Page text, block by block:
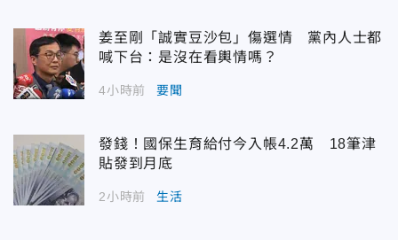
姜至剛「誠實豆沙包」傷選情 黨內人士都
喊下台：是沒在看輿情嗎？
4小時前 要聞
發錢！國保生育給付今入帳4.2萬 18筆津
貼發到月底
2小時前 生活